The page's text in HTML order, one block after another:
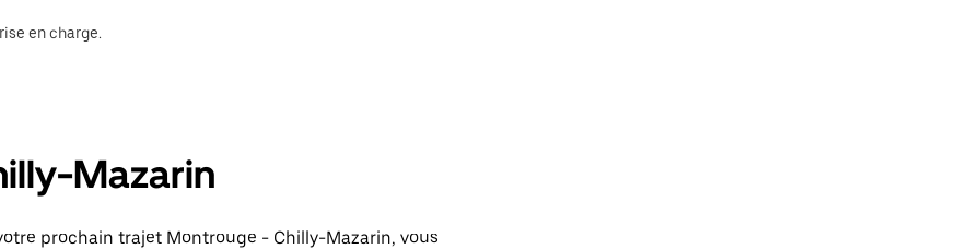
en charge.
Mazarin
prochain trajet Montrouge - Chilly-Mazarin, vous